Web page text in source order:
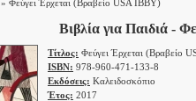
» Φεύγει Έρχεται (Βραβείο USA IBBY)
Βιβλία για Παιδιά -
Τίτλος: Φεύγει Έρχεται (Βραβείο
ISBN: 978-960-471-133-8
Εκδόσεις: Καλειδοσκόπιο
Έτος: 2017